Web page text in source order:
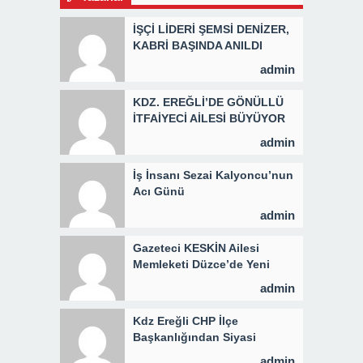
İŞÇİ LİDERİ ŞEMSİ DENİZER,
KABRİ BAŞINDA ANILDI
admin
KDZ. EREĞLİ’DE GÖNÜLLÜ
İTFAİYECİ AİLESİ BÜYÜYOR
admin
İş İnsanı Sezai Kalyoncu’nun
Acı Günü
admin
Gazeteci KESKİN Ailesi
Memleketi Düzce’de Yeni
admin
Kdz Ereğli CHP İlçe
Başkanlığından Siyasi